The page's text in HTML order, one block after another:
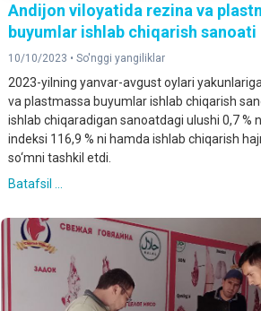
Andijon viloyatida rezina va
buyumlar ishlab chiqarish sanoati
10/10/2023 •So'nggi yangiliklar
2023-yilning yanvar-avgust oylari
va plastmassa buyumlar ishlab chiqarish
ishlab chiqaradigan sanoatdagi ulushi 0,7 %
indeksi 116,9 % ni hamda ishlab chiqarish
so‘mni tashkil etdi.
Batafsil ...